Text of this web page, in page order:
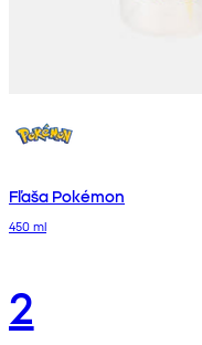
Fľaša Pokémon
450 ml
2